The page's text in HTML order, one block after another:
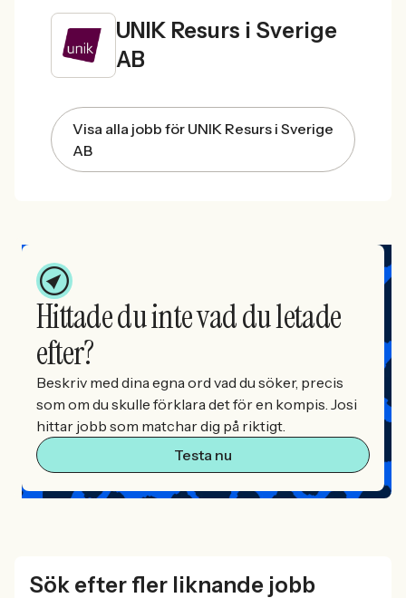
UNIK Resurs i Sverige
AB
Visa alla jobb för UNIK Resurs i Sverige
AB
Hittade du inte vad du letade
efter?
Beskriv med dina egna ord vad du söker, precis
som om du skulle förklara det för en kompis. Josi
hittar jobb som matchar dig på riktigt.
Testa nu
Sök efter fler liknande jobb